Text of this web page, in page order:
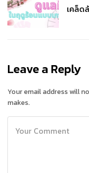
เคล็ด
Leave a Reply
Your email address will
makes.